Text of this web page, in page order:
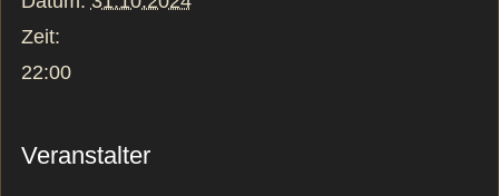
Zeit:
22:00
Veranstalter